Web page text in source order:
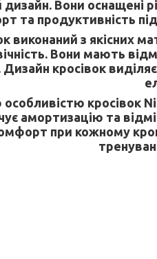
дизайн. Вони оснащені
та продуктивність
виконаний з якісних
Вони мають
Дизайн кросівок
кросівок
амортизацію та
при кожному